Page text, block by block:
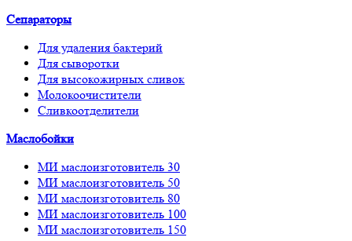
Сепараторы
Для удаления бактерий
Для сыворотки
Для высокожирных сливок
Молокоочистители
Сливкоотделители
Маслобойки
МИ маслоизготовитель 30
МИ маслоизготовитель 50
МИ маслоизготовитель 80
МИ маслоизготовитель 100
МИ маслоизготовитель 150